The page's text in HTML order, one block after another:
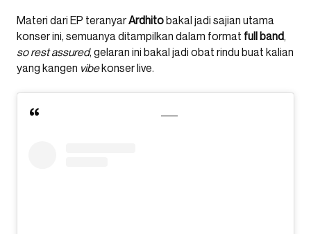
Materi dari EP teranyarArdhitobakal jadi sajian utama
konser ini, semuanya ditampilkan dalam format full band,
so rest assured, gelaran ini bakal jadi obat rindu buat kalian
yang kangen vibekonser live.